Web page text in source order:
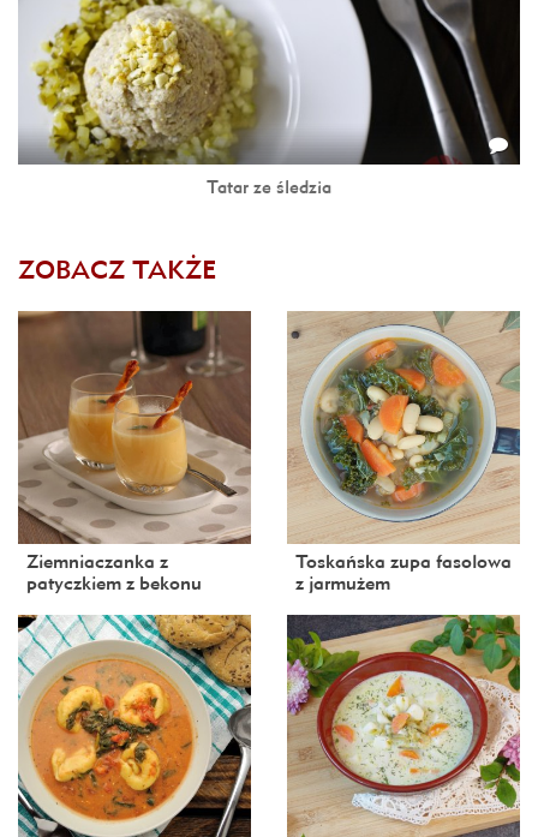
Tatar ze śledzia
ZOBACZ TAKŻE
Ziemniaczanka z
patyczkiem z bekonu
Toskańska zupa fasolowa
z jarmużem